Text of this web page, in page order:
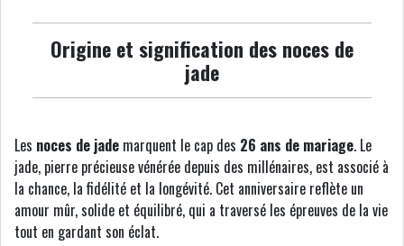
Origine et signification des noces de
jade
Les noces de jade marquent le cap des 26 ans de mariage. Le
jade, pierre précieuse vénérée depuis des millénaires, est associé à
la chance, la fidélité et la longévité. Cet anniversaire reflète un
amour mûr, solide et équilibré, qui a traversé les épreuves de la vie
tout en gardant son éclat.